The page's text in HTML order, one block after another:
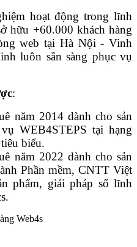
hoạt động trong lĩnh
hữu +60.000 khách hàng
web tại Hà Nội - Vinh
luôn sẵn sàng phục vụ
:
năm 2014 dành cho sản
WEB4STEPS tại hạng
biểu.
năm 2022 dành cho sản
Phần mềm, CNTT Việt
phẩm, giải pháp số lĩnh